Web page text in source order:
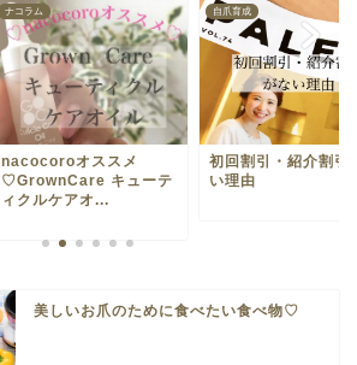
ナコラム
nacocoroオススメ
♡GrownCare キューテ
ィクルケアオ...
自爪育成
初回割引・紹介割引
い理由
美しいお爪のために食べたい食べ物♡